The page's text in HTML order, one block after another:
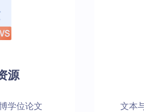
源
学位论文
文本